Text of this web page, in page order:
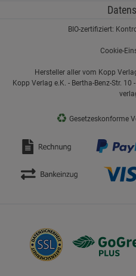
BIO-zertifiziert:
Cookie-
Hersteller aller vom Kopp
Kopp Verlag e.K. - Bertha-Benz-Str.
♻ Gesetzeskonforme